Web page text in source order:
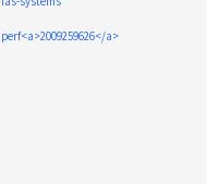
perf<a>2009259626</a>